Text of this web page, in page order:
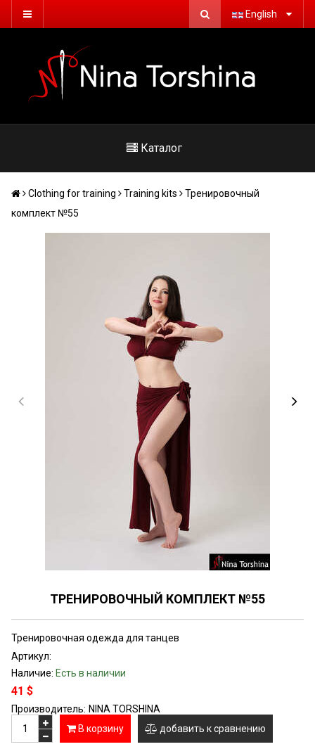
English
Каталог
Сlothing for training Training kits
Тренировочный
комплект №55
ТРЕНИРОВОЧНЫЙ КОМПЛЕКТ №55
Тренировочная одежда для танцев
Артикул:
Наличие: Есть в наличии
41 $
Производитель: NINA TORSHINA
В корзину
добавить к сравнению